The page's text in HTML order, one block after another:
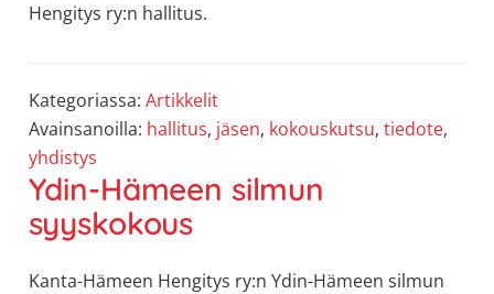
Hengitys ry:n hallitus.
Kategoriassa: Artikkelit
Avainsanoilla: hallitus, jäsen, kokouskutsu, tiedote,
yhdistys
Ydin-Hämeen silmun
syyskokous
Kanta-Hämeen Hengitys ry:n Ydin-Hämeen silmun